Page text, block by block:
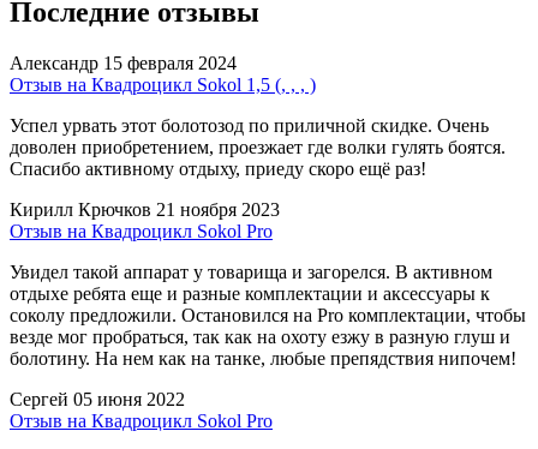
Последние отзывы
Александр 15 февраля 2024
Отзыв на Квадроцикл Sokol 1,5 (, , , )
Успел урвать этот болотозод по приличной скидке. Очень
доволен приобретением, проезжает где волки гулять боятся.
Спасибо активному отдыху, приеду скоро ещё раз!
Кирилл Крючков 21 ноября 2023
Отзыв на Квадроцикл Sokol Pro
Увидел такой аппарат у товарища и загорелся. В активном
отдыхе ребята еще и разные комплектации и аксессуары к
соколу предложили. Остановился на Pro комплектации, чтобы
везде мог пробраться, так как на охоту езжу в разную глуш и
болотину. На нем как на танке, любые препядствия нипочем!
Сергей 05 июня 2022
Отзыв на Квадроцикл Sokol Pro